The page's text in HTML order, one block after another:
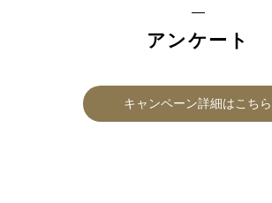
アンケート
キャンペーン詳細はこちら